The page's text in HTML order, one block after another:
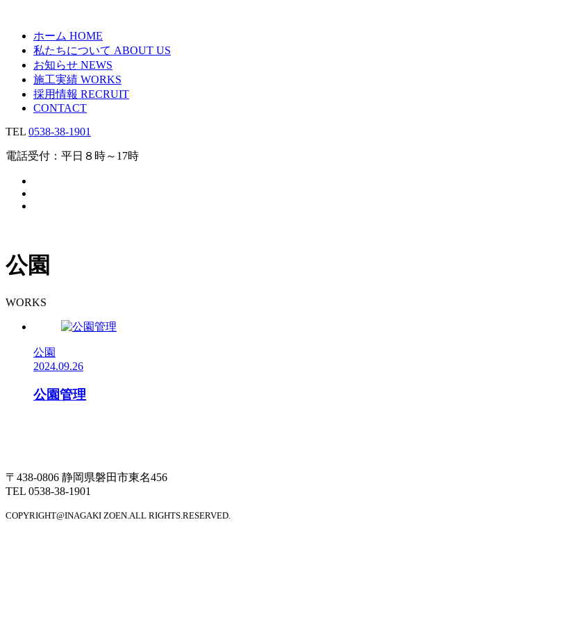
ホーム HOME
私たちについて ABOUT US
お知らせ NEWS
施工実績 WORKS
採用情報 RECRUIT
CONTACT
TEL 0538-38-1901
電話受付：平日８時～17時
公園
WORKS
公園
2024.09.26
公園管理
〒438-0806 静岡県磐田市東名456
TEL 0538-38-1901
COPYRIGHT@INAGAKI ZOEN.ALL RIGHTS.RESERVED.